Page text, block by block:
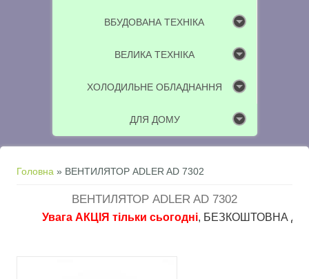
ВБУДОВАНА ТЕХНІКА
ВЕЛИКА ТЕХНІКА
ХОЛОДИЛЬНЕ ОБЛАДНАННЯ
ДЛЯ ДОМУ
Ви є тут
Головна » ВЕНТИЛЯТОР ADLER AD 7302
ВЕНТИЛЯТОР ADLER AD 7302
Увага АКЦІЯ тільки сьогодні, БЕЗКОШТОВНА